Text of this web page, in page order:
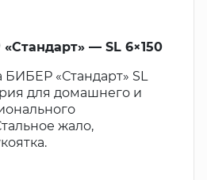
— SL 6×150
БИБЕР «Стандарт» SL
для домашнего и
жало,